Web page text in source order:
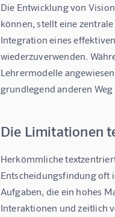
Die Entwicklung von
können, stellt eine
Integration eines
wiederzuverwenden.
Lehrermodelle
grundlegend anderen
Die Limitationen
Herkömmliche
Entscheidungsfindung oft
Aufgaben, die ein hohes
Interaktionen und zeitlich